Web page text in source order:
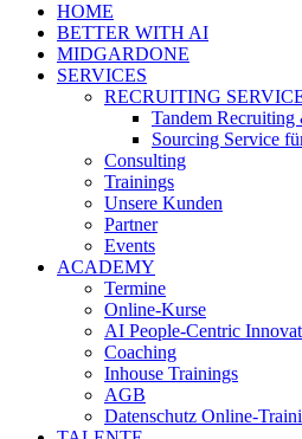
HOME
BETTER WITH AI
MIDGARDONE
SERVICES
RECRUITING
Tandem
Sourcing Service
Consulting
Trainings
Unsere Kunden
Partner
Events
ACADEMY
Termine
Online-Kurse
AI People-Centric
Coaching
Inhouse Trainings
AGB
Datenschutz Online-